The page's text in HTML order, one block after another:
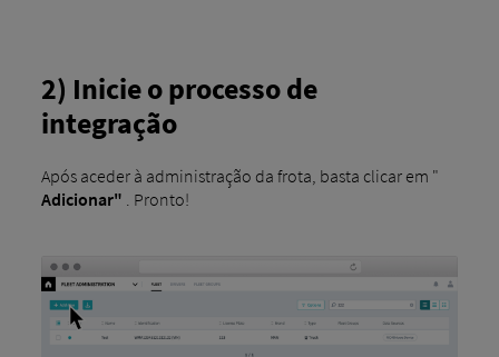
2) Inicie o processo de
integração
Após aceder à administração da frota, basta clicar em "
Adicionar" . Pronto!